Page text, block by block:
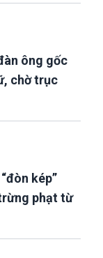
ông gốc
chờ trục
kép”
phạt từ